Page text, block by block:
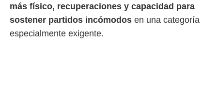
este sitio
IP
más físico, recuperaciones y capacidad para
sostener partidos incómodos en una categoría
especialmente exigente.